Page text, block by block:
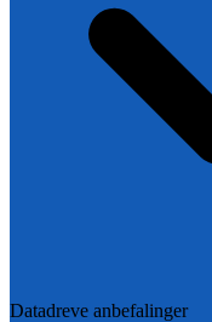
Datadreve anbefalinger